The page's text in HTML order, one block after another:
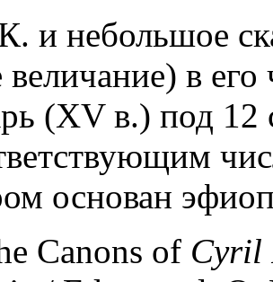
и небольшое
величание) в
(XV в.) под 12
основан
Canons of Cyril